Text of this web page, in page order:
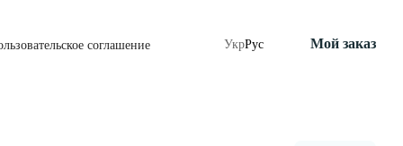
соглашение УкрРус Мой заказ